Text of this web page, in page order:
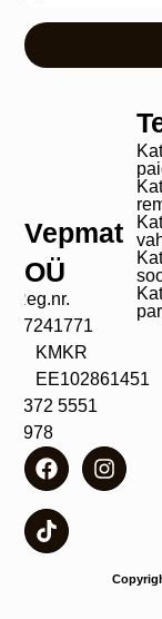
Vepmat
OÜ
Reg.nr.
17241771
KMKR
EE102861451
+372 5551
4978